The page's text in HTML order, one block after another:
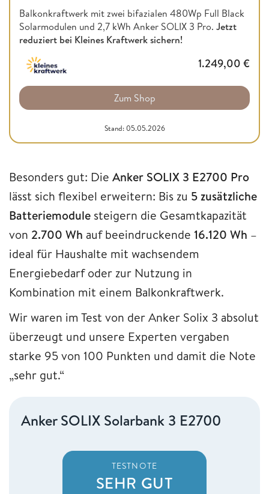
Balkonkraftwerk mit zwei bifazialen 480Wp Full Black
Solarmodulen und 2,7 kWh Anker SOLIX 3 Pro. Jetzt
reduziert bei Kleines Kraftwerk sichern!
1.249,00 €
Zum Shop
Stand: 05.05.2026
Besonders gut: Die Anker SOLIX 3 E2700 Pro
lässt sich flexibel erweitern: Bis zu 5 zusätzliche
Batteriemodule steigern die Gesamtkapazität
von 2.700 Wh auf beeindruckende 16.120 Wh –
ideal für Haushalte mit wachsendem
Energiebedarf oder zur Nutzung in
Kombination mit einem Balkonkraftwerk.
Wir waren im Test von der Anker Solix 3 absolut
überzeugt und unsere Experten vergaben
starke 95 von 100 Punkten und damit die Note
„sehr gut.“
Anker SOLIX Solarbank 3 E2700
TESTNOTE
SEHR GUT